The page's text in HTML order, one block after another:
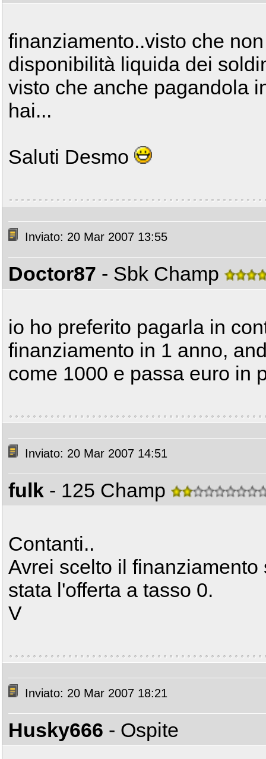
finanziamento..visto che
disponibilità liquida dei
visto che anche pagandola
hai...
Saluti Desmo
Inviato: 20 Mar 2007 13:55
Doctor87 - Sbk Champ
io ho preferito pagarla in
finanziamento in 1 anno,
come 1000 e passa euro in
Inviato: 20 Mar 2007 14:51
fulk - 125 Champ
Contanti..
Avrei scelto il
stata l'offerta a tasso 0.
V
Inviato: 20 Mar 2007 18:21
Husky666 - Ospite